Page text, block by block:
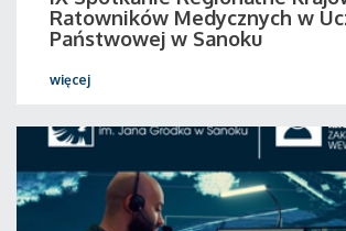
Ratowników Medycznych w
Państwowej w Sanoku
więcej